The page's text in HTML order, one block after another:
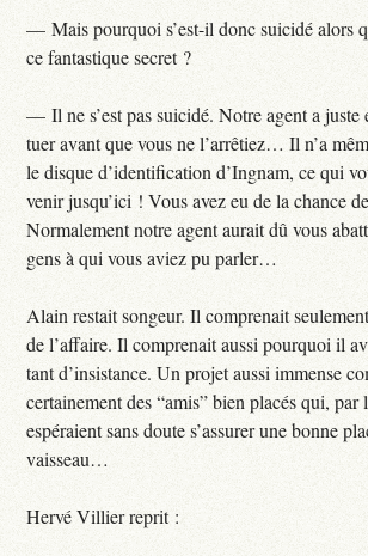
— Mais pourquoi s’est-il donc suicidé alors
ce fantastique secret ?
— Il ne s’est pas suicidé. Notre agent a juste
tuer avant que vous ne l’arrêtiez… Il n’a
le disque d’identification d’Ingnam, ce qui
venir jusqu’ici ! Vous avez eu de la chance
Normalement notre agent aurait dû vous
gens à qui vous aviez pu parler…
Alain restait songeur. Il comprenait
de l’affaire. Il comprenait aussi pourquoi il
tant d’insistance. Un projet aussi immense
certainement des “amis” bien placés qui, par
espéraient sans doute s’assurer une bonne
vaisseau…
Hervé Villier reprit :